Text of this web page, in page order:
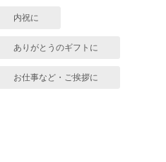
内祝に
ありがとうのギフトに
お仕事など・ご挨拶に